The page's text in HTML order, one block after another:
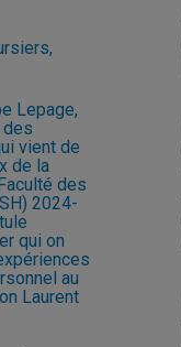
Lepage,
des
vient de
de la
des
2024-
qui on
au
Laurent